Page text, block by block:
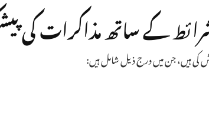
کے ساتھ مذاکرات کی
کی ہیں، جن میں درج ذیل شامل ہیں: